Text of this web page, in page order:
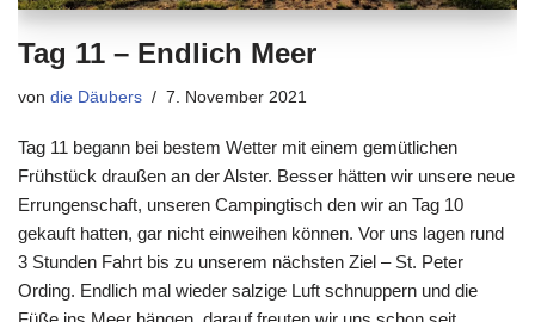
Tag 11 – Endlich Meer
von die Däubers 7. November 2021
Tag 11 begann bei bestem Wetter mit einem gemütlichen
Frühstück draußen an der Alster. Besser hätten wir unsere neue
Errungenschaft, unseren Campingtisch den wir an Tag 10
gekauft hatten, gar nicht einweihen können. Vor uns lagen rund
3 Stunden Fahrt bis zu unserem nächsten Ziel – St. Peter
Ording. Endlich mal wieder salzige Luft schnuppern und die